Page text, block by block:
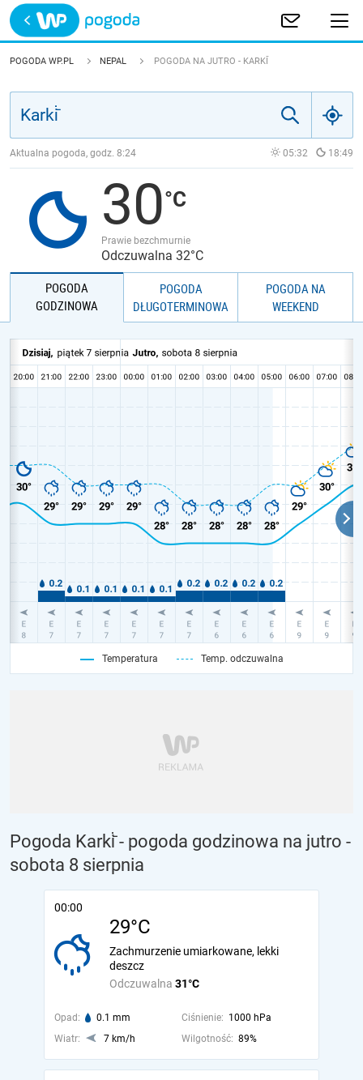
Trwa ładowanie
POLSKA
JAKOŚĆ POWIETRZA
POGODA WP.PL NEPAL POGODA NA JUTRO - KARKİ̄
Aktualna pogoda, godz. 8:24 05:32 18:49
30
Prawie bezchmurnie
Odczuwalna 32°C
POGODA
GODZINOWA
POGODA
DŁUGOTERMINOWA
POGODA NA
WEEKEND
Temperatura Temp. odczuwalna
Pogoda Karki̇̄ - pogoda godzinowa na jutro -
sobota 8 sierpnia
00:00
29°C
Odczuwalna 31°C
Zachmurzenie umiarkowane, lekki
deszcz
Opad: 0.1 mm Ciśnienie: 1000 hPa
Wiatr:
7 km/h Wilgotność: 89%